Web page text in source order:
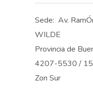
Sede: Av.
WILDE
Provincia de
4207-5530 /
Zon Sur